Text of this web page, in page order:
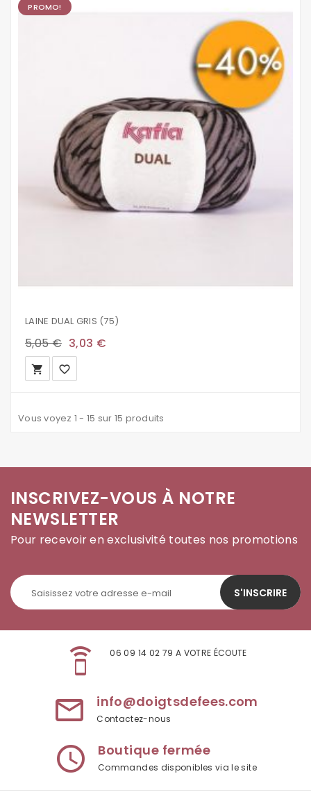
PROMO!
LAINE DUAL GRIS (75)
5,05 € 3,03 €
local_grocery_store favorite_border
Vous voyez 1 - 15 sur 15 produits
INSCRIVEZ-VOUS À NOTRE
NEWSLETTER
Pour recevoir en exclusivité toutes nos promotions
S'INSCRIRE
speaker_phone 06 09 14 02 79 A VOTRE ÉCOUTE
mail_outline info@doigtsdefees.com
Contactez-nous
access_time Boutique fermée
Commandes disponibles via le site